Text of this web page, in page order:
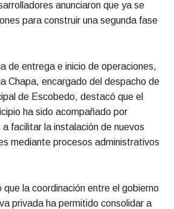
anunciaron que ya se
para construir una segunda fase
de entrega e inicio de operaciones,
Chapa, encargado del despacho de
de Escobedo, destacó que el
ha sido acompañado por
facilitar la instalación de nuevos
mediante procesos administrativos
que la coordinación entre el gobierno
privada ha permitido consolidar a